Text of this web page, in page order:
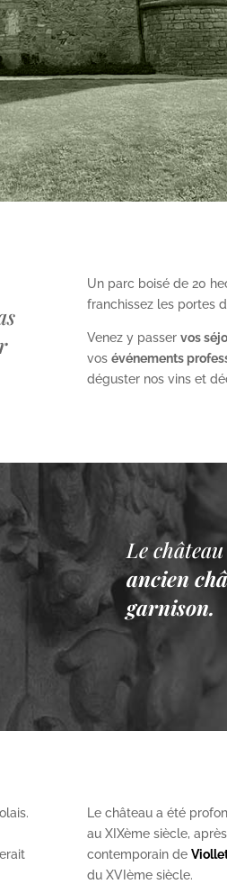
Un parc boisé de 20
franchissez les portes
Venez y passer vos
vos événements
déguster nos vins et
Le
ancien
garnison.
Le château a été
au XIXèmesiècle, après
contemporain de
du XVI èmesiècle.